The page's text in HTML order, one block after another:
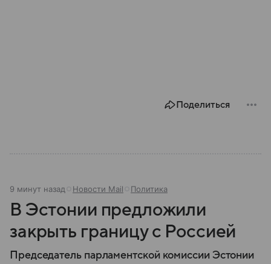
Поделиться
9 минут назад Новости Mail Политика
В Эстонии предложили
закрыть границу с Россией
Председатель парламентской комиссии Эстонии